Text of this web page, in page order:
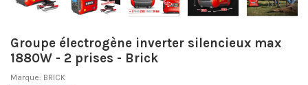
Groupe électrogène inverter silencieux max
1880W - 2 prises - Brick
Marque: BRICK